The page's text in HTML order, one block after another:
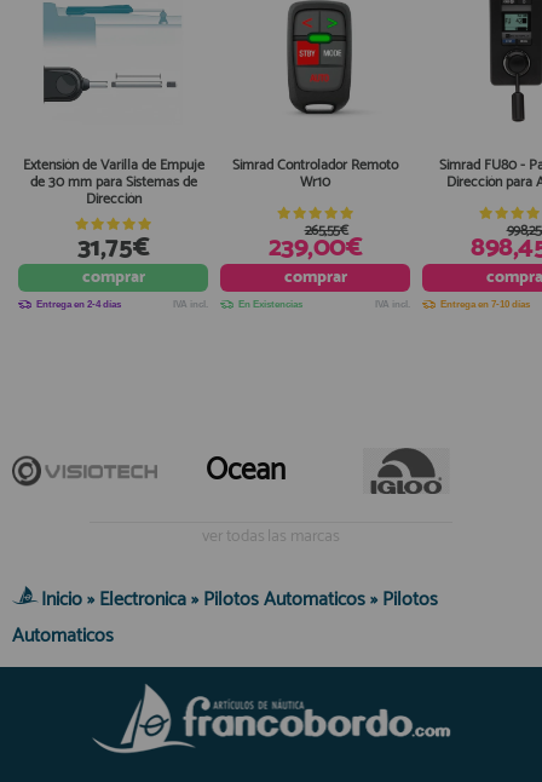
Extensión de Varilla de Empuje
de 30 mm para Sistemas de
Dirección
31,75€
comprar
Entrega en 2-4 días IVA incl.
Simrad Controlador Remoto
Wr10
239,00€
265,55€
comprar
En Existencias IVA incl.
Simrad FU80 -
Dirección para
Entrega en 7-10 días
Ocean
ver todas las marcas
Inicio»Electronica»Pilotos Automaticos»Pilotos
Automaticos